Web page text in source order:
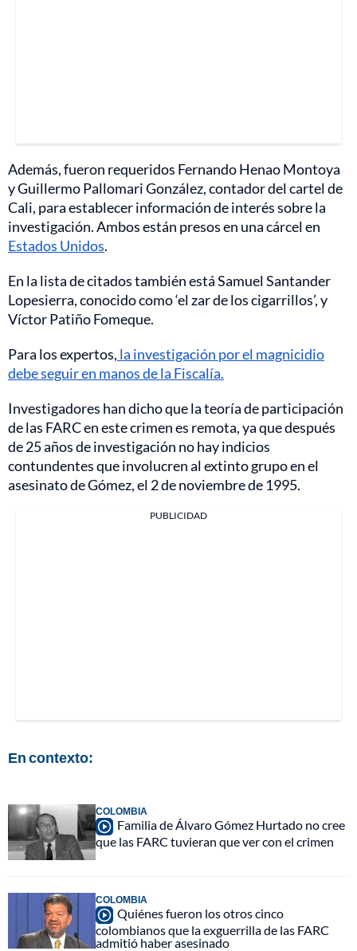
Además, fueron requeridos Fernando Henao Montoya
y Guillermo Pallomari González, contador del cartel de
Cali, para establecer información de interés sobre la
investigación. Ambos están presos en una cárcel en
Estados Unidos.
En la lista de citados también está Samuel Santander
Lopesierra, conocido como ‘el zar de los cigarrillos’, y
Víctor Patiño Fomeque.
Para los expertos, la investigación por el magnicidio
debe seguir en manos de la Fiscalía.
Investigadores han dicho que la teoría de participación
de las FARC en este crimen es remota, ya que después
de 25 años de investigación no hay indicios
contundentes que involucren al extinto grupo en el
asesinato de Gómez, el 2 de noviembre de 1995.
PUBLICIDAD
En contexto:
COLOMBIA
Familia de Álvaro Gómez Hurtado no cree
que las FARC tuvieran que ver con el crimen
COLOMBIA
Quiénes fueron los otros cinco
colombianos que la exguerrilla de las FARC
admitió haber asesinado